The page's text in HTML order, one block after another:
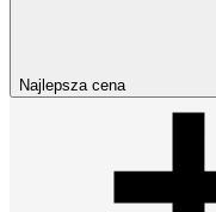
Najlepsza cena